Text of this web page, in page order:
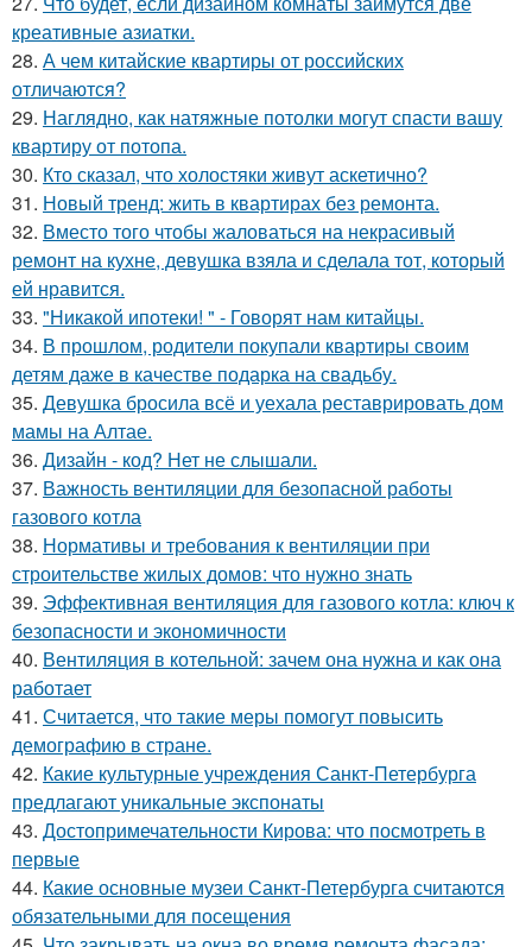
креативные азиатки.
28. А чем китайские квартиры от российских
отличаются?
29. Наглядно, как натяжные потолки могут спасти вашу
квартиру от потопа.
30. Кто сказал, что холостяки живут аскетично?
31. Новый тренд: жить в квартирах без ремонта.
32. Вместо того чтобы жаловаться на некрасивый
ремонт на кухне, девушка взяла и сделала тот, который
ей нравится.
33. "Никакой ипотеки! " - Говорят нам китайцы.
34. В прошлом, родители покупали квартиры своим
детям даже в качестве подарка на свадьбу.
35. Девушка бросила всё и уехала реставрировать дом
мамы на Алтае.
36. Дизайн - код? Нет не слышали.
37. Важность вентиляции для безопасной работы
газового котла
38. Нормативы и требования к вентиляции при
строительстве жилых домов: что нужно знать
39. Эффективная вентиляция для газового котла: ключ к
безопасности и экономичности
40. Вентиляция в котельной: зачем она нужна и как она
работает
41. Считается, что такие меры помогут повысить
демографию в стране.
42. Какие культурные учреждения Санкт-Петербурга
предлагают уникальные экспонаты
43. Достопримечательности Кирова: что посмотреть в
первые
44. Какие основные музеи Санкт-Петербурга считаются
обязательными для посещения